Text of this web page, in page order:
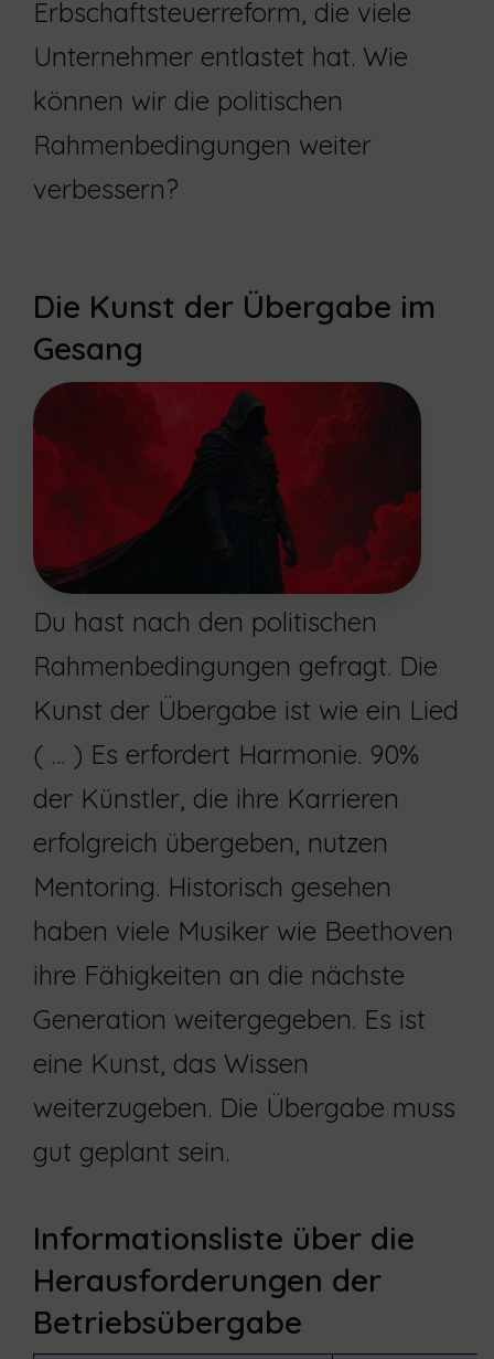
Erbschaftsteuerreform, die viele
Unternehmer entlastet hat. Wie
können wir die politischen
Rahmenbedingungen weiter
verbessern?
Die Kunst der Übergabe im
Gesang
Du hast nach den politischen
Rahmenbedingungen gefragt. Die
Kunst der Übergabe ist wie ein Lied
( … ) Es erfordert Harmonie. 90%
der Künstler, die ihre Karrieren
erfolgreich übergeben, nutzen
Mentoring. Historisch gesehen
haben viele Musiker wie Beethoven
ihre Fähigkeiten an die nächste
Generation weitergegeben. Es ist
eine Kunst, das Wissen
weiterzugeben. Die Übergabe muss
gut geplant sein.
Informationsliste über die
Herausforderungen der
Betriebsübergabe